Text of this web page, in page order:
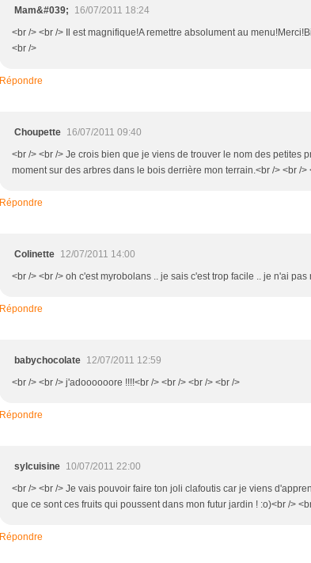
Mam&#039;
16/07/2011 18:24
<br /> <br /> Il est magnifique!A remettre absolument au
<br />
Répondre
Choupette 16/07/2011 09:40
<br /> <br /> Je crois bien que je viens de trouver le nom des petites
moment sur des arbres dans le bois derrière mon terrain.<br /> <br />
Répondre
Colinette 12/07/2011 14:00
<br /> <br /> oh c'est myrobolans .. je sais c'est trop facile .. je n'ai pas
Répondre
babychocolate 12/07/2011 12:59
<br /> <br /> j'adoooooore !!!!<br /> <br /> <br /> <br />
Répondre
sylcuisine 10/07/2011 22:00
<br /> <br /> Je vais pouvoir faire ton joli clafoutis car je viens
que ce sont ces fruits qui poussent dans mon futur jardin ! :o)<br />
Répondre